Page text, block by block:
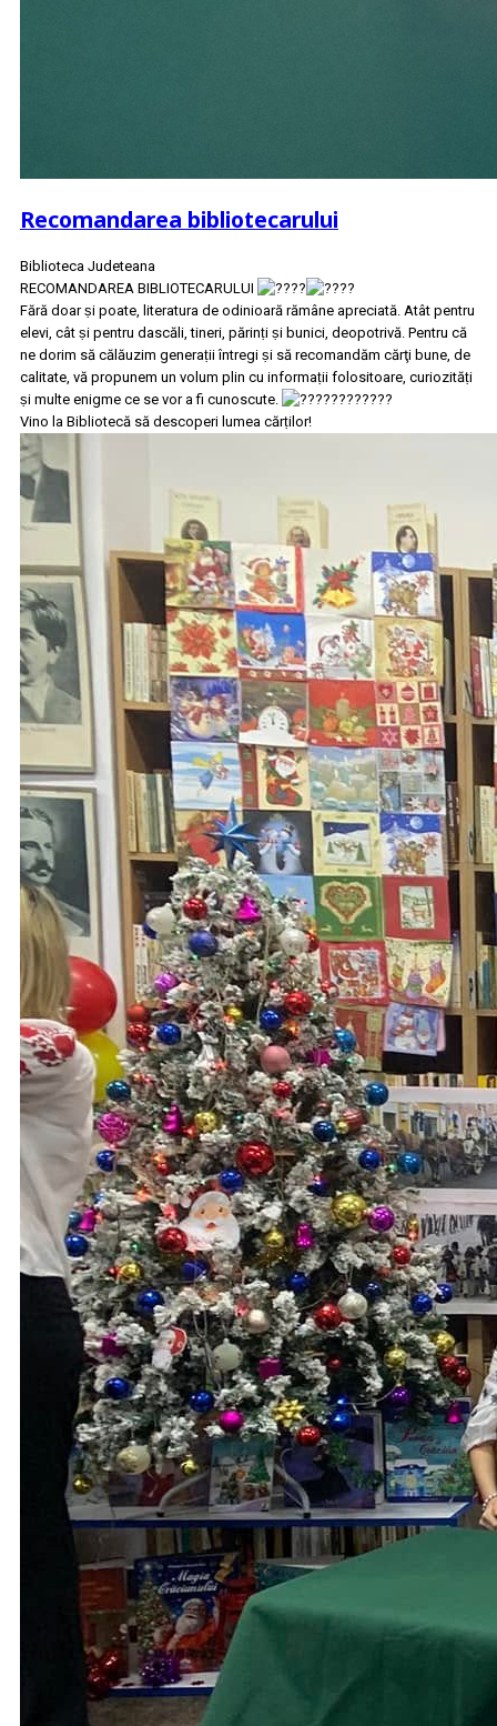
Recomandarea bibliotecarului
Biblioteca Judeteana
RECOMANDAREA BIBLIOTECARULUI
Fără doar ṣi poate, literatura de odinioară rămâne apreciată. Atât pentru
elevi, cât ṣi pentru dascăli, tineri, părinṭi ṣi bunici, deopotrivă. Pentru că
ne dorim să călăuzim generaṭii întregi ṣi să recomandăm cărţi bune, de
calitate, vă propunem un volum plin cu informaṭii folositoare, curiozităṭi
ṣi multe enigme ce se vor a fi cunoscute.
Vino la Bibliotecă să descoperi lumea cărṭilor!